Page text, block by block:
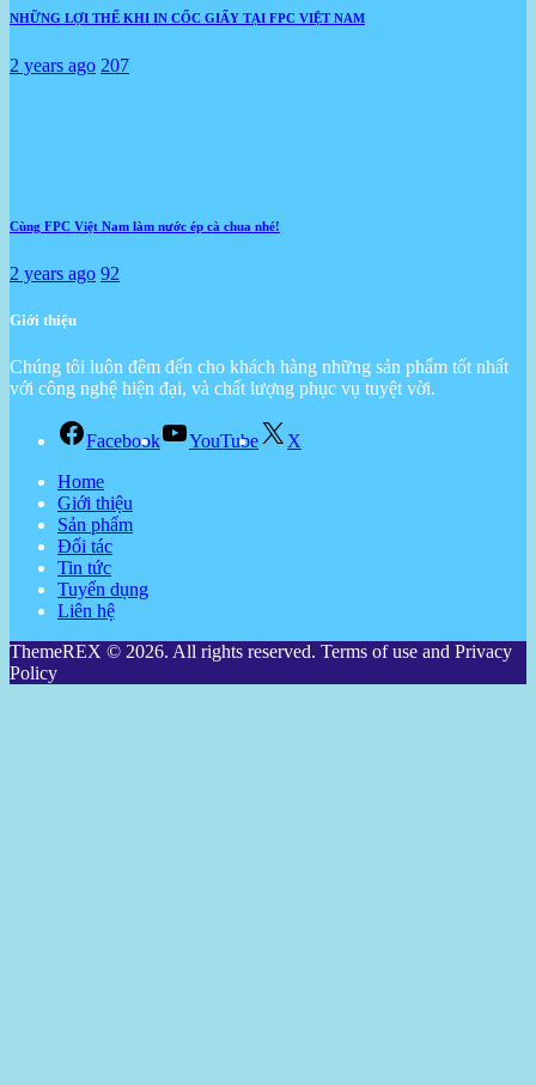
NHỮNG LỢI THẾ KHI IN CỐC GIẤY TẠI FPC VIỆT NAM
2 years ago 207
Cùng FPC Việt Nam làm nước ép cà chua nhé!
2 years ago 92
Giới thiệu
Chúng tôi luôn đêm đến cho khách hàng những sản phẩm tốt nhất
với công nghệ hiện đại, và chất lượng phục vụ tuyệt vời.
Facebook YouTube
X
Home
Giới thiệu
Sản phẩm
Đối tác
Tin tức
Tuyển dụng
Liên hệ
ThemeREX © 2026. All rights reserved. Terms of use and Privacy
Policy